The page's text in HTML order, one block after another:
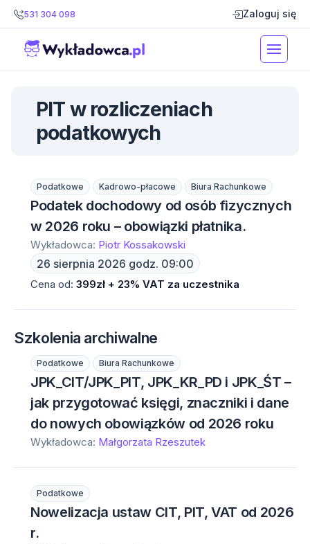
531 304 098 Zaloguj się
PIT w rozliczeniach
podatkowych
Podatkowe Kadrowo-płacowe Biura Rachunkowe
Podatek dochodowy od osób fizycznych
w 2026 roku – obowiązki płatnika.
Wykładowca: Piotr Kossakowski
26 sierpnia 2026 godz. 09:00
Cena od: 399zł + 23% VAT za uczestnika
Szkolenia archiwalne
Podatkowe Biura Rachunkowe
JPK_CIT/JPK_PIT, JPK_KR_PD i JPK_ŚT –
jak przygotować księgi, znaczniki i dane
do nowych obowiązków od 2026 roku
Wykładowca: Małgorzata Rzeszutek
Podatkowe
Nowelizacja ustaw CIT, PIT, VAT od 2026
r.